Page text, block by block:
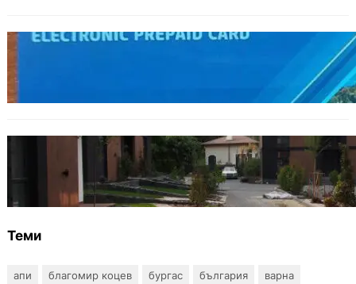
ОБЩЕСТВО
БЪЛГАРИЯ
12 съдебни дела оспорват заповедите за
събаряне на сгради в местността „Баба
Алино“
Теми
апи благомир коцев бургас българия
варна